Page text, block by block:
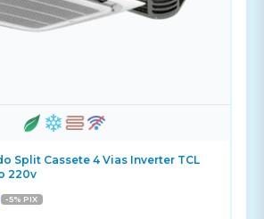
Split Cassete 4 Vias Inverter TCL
220v
-5% PIX